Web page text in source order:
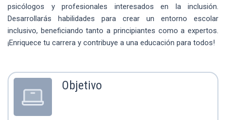
psicólogos y profesionales interesados en la inclusión.
Desarrollarás habilidades para crear un entorno escolar
inclusivo, beneficiando tanto a principiantes como a expertos.
¡Enriquece tu carrera y contribuye a una educación para todos!
Objetivo